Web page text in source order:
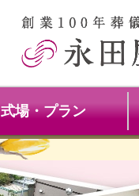
式場・プラン